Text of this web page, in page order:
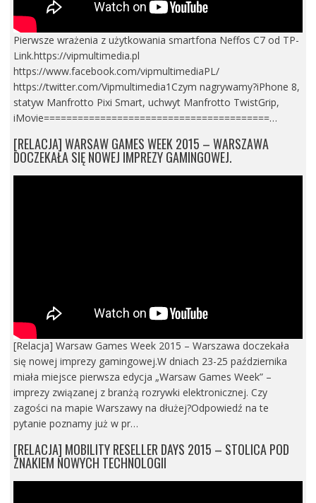
Pierwsze wrażenia z użytkowania smartfona Neffos C7 od TP-
Link.https://vipmultimedia.pl
https://www.facebook.com/vipmultimediaPL/
https://twitter.com/Vipmultimedia1Czym nagrywamy?iPhone 8,
statyw Manfrotto Pixi Smart, uchwyt Manfrotto TwistGrip,
iMovie========================================…
[RELACJA] WARSAW GAMES WEEK 2015 – WARSZAWA
DOCZEKAŁA SIĘ NOWEJ IMPREZY GAMINGOWEJ.
[Relacja] Warsaw Games Week 2015 – Warszawa doczekała
się nowej imprezy gamingowej.W dniach 23-25 października
miała miejsce pierwsza edycja „Warsaw Games Week” –
imprezy związanej z branżą rozrywki elektronicznej. Czy
zagości na mapie Warszawy na dłużej?Odpowiedź na te
pytanie poznamy już w pr…
[RELACJA] MOBILITY RESELLER DAYS 2015 – STOLICA POD
ZNAKIEM NOWYCH TECHNOLOGII